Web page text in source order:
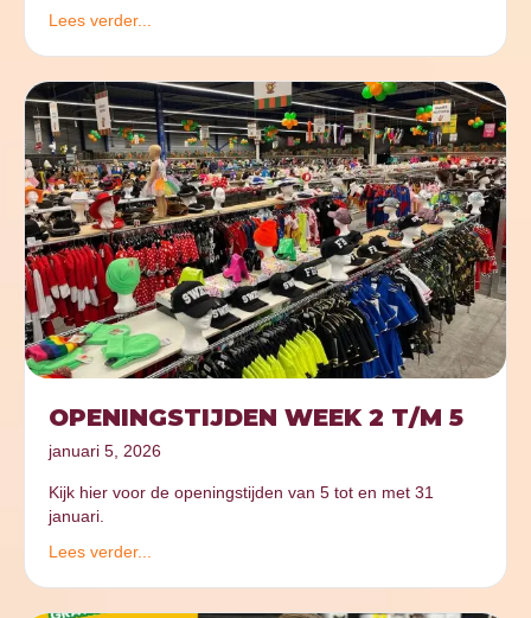
Lees verder...
OPENINGSTIJDEN WEEK 2 T/M 5
januari 5, 2026
Kijk hier voor de openingstijden van 5 tot en met 31
januari.
Lees verder...